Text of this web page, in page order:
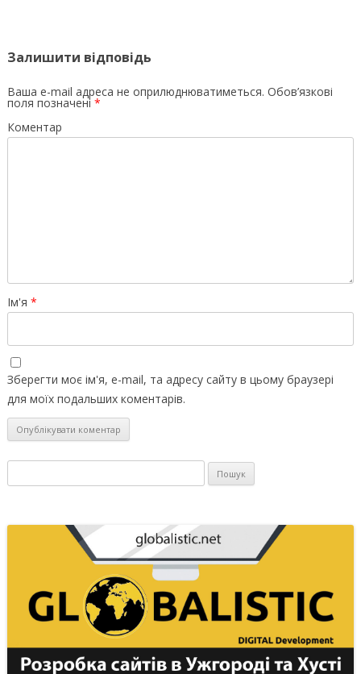
Залишити відповідь
Ваша e-mail адреса не оприлюднюватиметься. Обов’язкові
поля позначені *
Коментар
Ім'я *
Зберегти моє ім'я, e-mail, та адресу сайту в цьому браузері
для моїх подальших коментарів.